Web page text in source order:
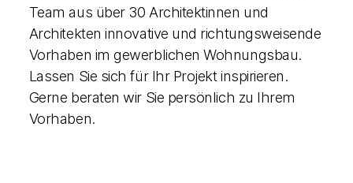
Team aus über 30 Architektinnen und
Architekten innovative und richtungsweisende
Vorhaben im gewerblichen Wohnungsbau.
Lassen Sie sich für Ihr Projekt inspirieren.
Gerne beraten wir Sie persönlich zu Ihrem
Vorhaben.